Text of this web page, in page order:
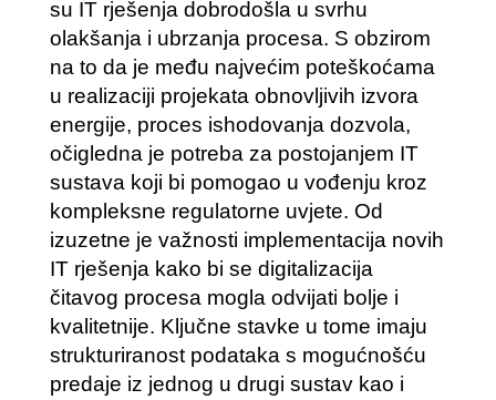
su IT rješenja dobrodošla u svrhu
olakšanja i ubrzanja procesa. S obzirom
na to da je među najvećim poteškoćama
u realizaciji projekata obnovljivih izvora
energije, proces ishodovanja dozvola,
očigledna je potreba za postojanjem IT
sustava koji bi pomogao u vođenju kroz
kompleksne regulatorne uvjete. Od
izuzetne je važnosti implementacija novih
IT rješenja kako bi se digitalizacija
čitavog procesa mogla odvijati bolje i
kvalitetnije. Ključne stavke u tome imaju
strukturiranost podataka s mogućnošću
predaje iz jednog u drugi sustav kao i